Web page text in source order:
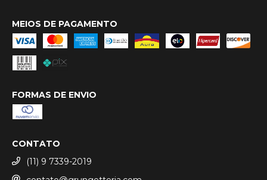
MEIOS DE PAGAMENTO
FORMAS DE ENVIO
CONTATO
(11) 9 7339-2019